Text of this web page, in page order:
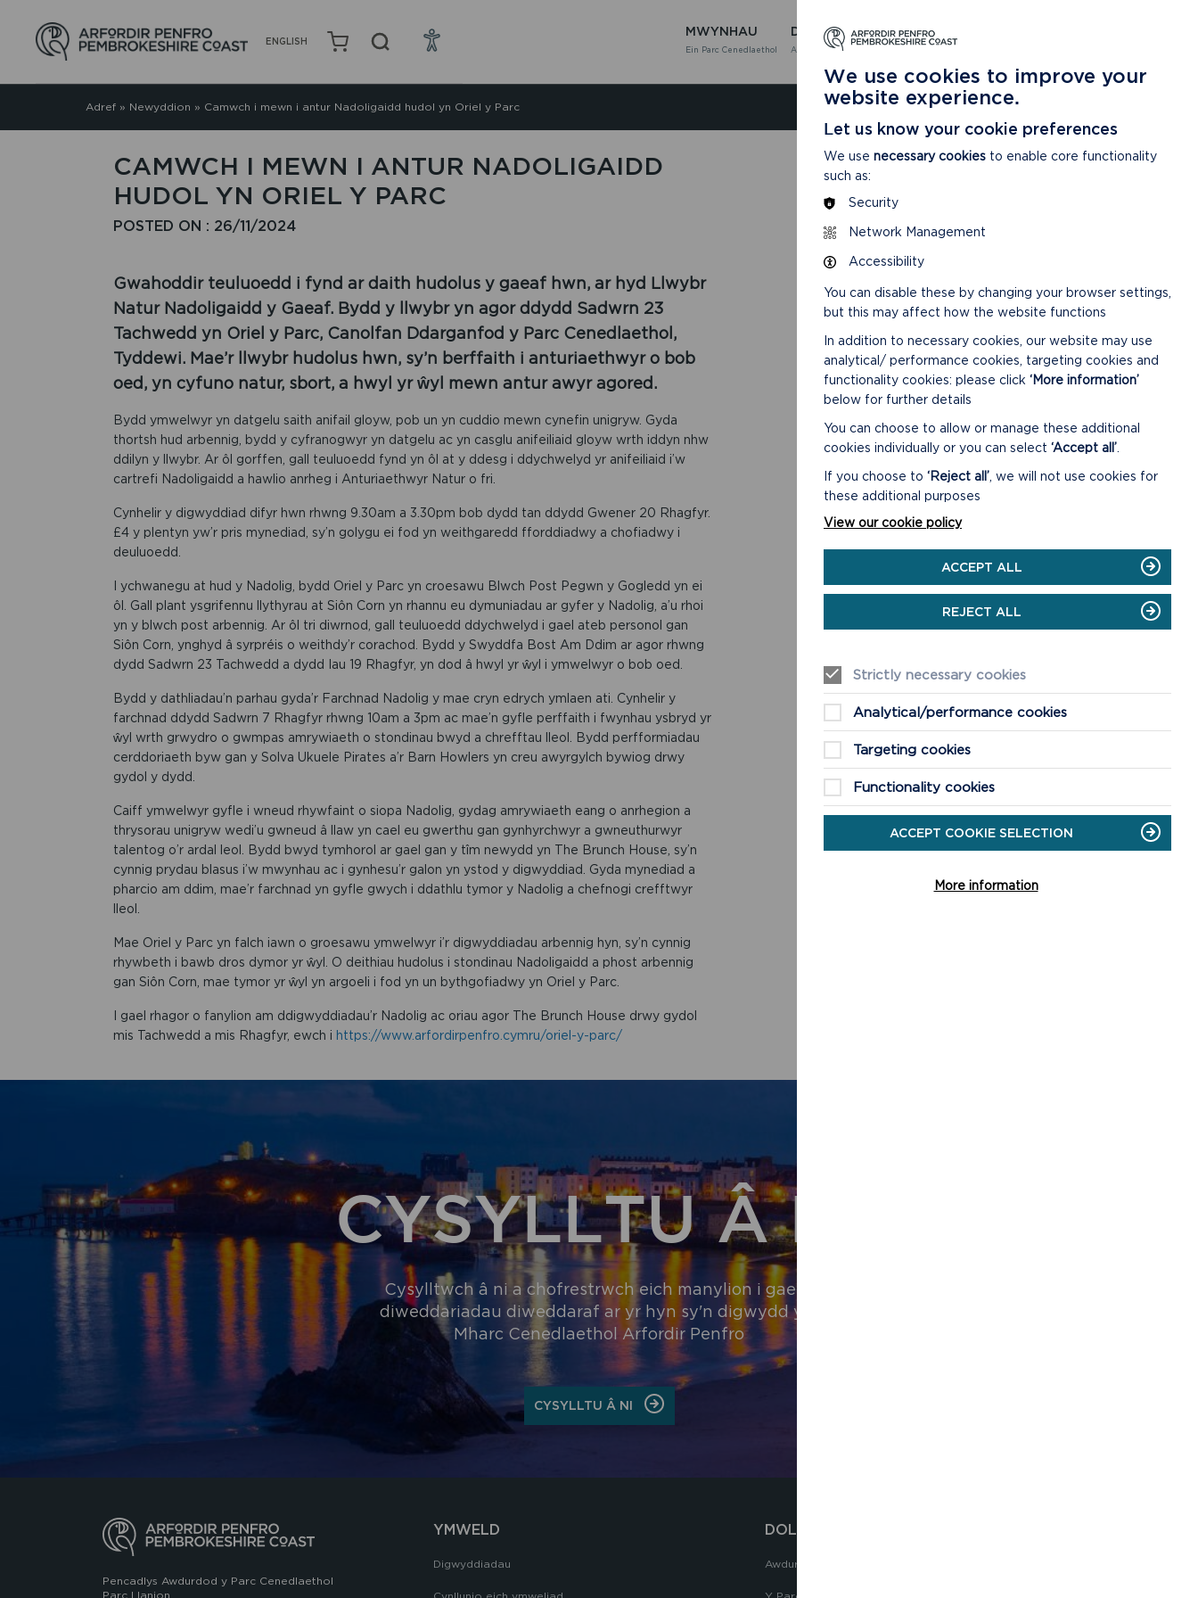
ENGLISH
MWYNHAU
Ein Parc Cenedlaethol
DYSGU
Am Ein Parc Cenedlaethol
GOFALU
Adref» Newyddion » Camwch i mewn i antur Nadoligaidd hudol yn Oriel y Parc
CAMWCH I MEWN I ANTUR NADOLIGAIDD
HUDOL YN ORIEL Y PARC
POSTED ON : 26/11/2024
Gwahoddir teuluoedd i fynd ar daith hudolus y gaeaf hwn, ar hyd Llwybr
Natur Nadoligaidd y Gaeaf. Bydd y llwybr yn agor ddydd Sadwrn 23
Tachwedd yn Oriel y Parc, Canolfan Ddarganfod y Parc Cenedlaethol,
Tyddewi. Mae’r llwybr hudolus hwn, sy’n berffaith i anturiaethwyr o bob
oed, yn cyfuno natur, sbort, a hwyl yr ŵyl mewn antur awyr agored.
Bydd ymwelwyr yn datgelu saith anifail gloyw, pob un yn cuddio mewn cynefin unigryw. Gyda
thortsh hud arbennig, bydd y cyfranogwyr yn datgelu ac yn casglu anifeiliaid gloyw wrth iddyn nhw
ddilyn y llwybr. Ar ôl gorffen, gall teuluoedd fynd yn ôl at y ddesg i ddychwelyd yr anifeiliaid i’w
cartrefi Nadoligaidd a hawlio anrheg i Anturiaethwyr Natur o fri.
Cynhelir y digwyddiad difyr hwn rhwng 9.30am a 3.30pm bob dydd tan ddydd Gwener 20 Rhagfyr.
£4 y plentyn yw’r pris mynediad, sy’n golygu ei fod yn weithgaredd fforddiadwy a chofiadwy i
deuluoedd.
I ychwanegu at hud y Nadolig, bydd Oriel y Parc yn croesawu Blwch Post Pegwn y Gogledd yn ei
ôl. Gall plant ysgrifennu llythyrau at Siôn Corn yn rhannu eu dymuniadau ar gyfer y Nadolig, a’u rhoi
yn y blwch post arbennig. Ar ôl tri diwrnod, gall teuluoedd ddychwelyd i gael ateb personol gan
Siôn Corn, ynghyd â syrpréis o weithdy’r corachod. Bydd y Swyddfa Bost Am Ddim ar agor rhwng
dydd Sadwrn 23 Tachwedd a dydd Iau 19 Rhagfyr, yn dod â hwyl yr ŵyl i ymwelwyr o bob oed.
Bydd y dathliadau’n parhau gyda’r Farchnad Nadolig y mae cryn edrych ymlaen ati. Cynhelir y
farchnad ddydd Sadwrn 7 Rhagfyr rhwng 10am a 3pm ac mae’n gyfle perffaith i fwynhau ysbryd yr
ŵyl wrth grwydro o gwmpas amrywiaeth o stondinau bwyd a chrefftau lleol. Bydd perfformiadau
cerddoriaeth byw gan y Solva Ukuele Pirates a’r Barn Howlers yn creu awyrgylch bywiog drwy
gydol y dydd.
Caiff ymwelwyr gyfle i wneud rhywfaint o siopa Nadolig, gydag amrywiaeth eang o anrhegion a
thrysorau unigryw wedi’u gwneud â llaw yn cael eu gwerthu gan gynhyrchwyr a gwneuthurwyr
talentog o’r ardal leol. Bydd bwyd tymhorol ar gael gan y tîm newydd yn The Brunch House, sy’n
cynnig prydau blasus i’w mwynhau ac i gynhesu’r galon yn ystod y digwyddiad. Gyda mynediad a
pharcio am ddim, mae’r farchnad yn gyfle gwych i ddathlu tymor y Nadolig a chefnogi crefftwyr
lleol.
Mae Oriel y Parc yn falch iawn o groesawu ymwelwyr i’r digwyddiadau arbennig hyn, sy’n cynnig
rhywbeth i bawb dros dymor yr ŵyl. O deithiau hudolus i stondinau Nadoligaidd a phost arbennig
gan Siôn Corn, mae tymor yr ŵyl yn argoeli i fod yn un bythgofiadwy yn Oriel y Parc.
I gael rhagor o fanylion am ddigwyddiadau’r Nadolig ac oriau agor The Brunch House drwy gydol
mis Tachwedd a mis Rhagfyr, ewch i https://www.arfordirpenfro.cymru/oriel-y-parc/
CYSYLLTU Â NI
Cysylltwch â ni a chofrestrwch eich manylion i gael y
diweddariadau diweddaraf ar yr hyn sy'n digwydd ym
Mharc Cenedlaethol Arfordir Penfro
CYSYLLTU Â NION
Pencadlys Awdurdod y Parc Cenedlaethol
Parc Llanion
YMWELD
Digwyddiadau
DOLENNI CYFLYM
Awdurdod y Parc Cenedlaethol
We use cookies to improve your
website experience.
Let us know your cookie preferences
We use necessary cookies to enable core functionality
such as:
Security
Network Management
Accessibility
You can disable these by changing your browser settings,
but this may affect how the website functions
In addition to necessary cookies, our website may use
analytical/ performance cookies, targeting cookies and
functionality cookies: please click ‘More information’
below for further details
You can choose to allow or manage these additional
cookies individually or you can select ‘Accept all’
If you choose to ‘Reject all’ , we will not use cookies for
these additional purposes
View our cookie policy
ACCEPT ALL
REJECT ALL
Strictly necessary cookies
Analytical/performance cookies
Targeting cookies
Functionality cookies
ACCEPT COOKIE SELECTION
More information